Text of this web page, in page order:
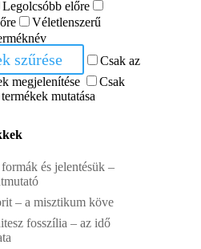
Legolcsóbb előre
Véletlenszerű
szűrése
Csak az
megjelenítése
Csak
mutatása
és jelentésük –
– a misztikum köve
fosszília – az idő